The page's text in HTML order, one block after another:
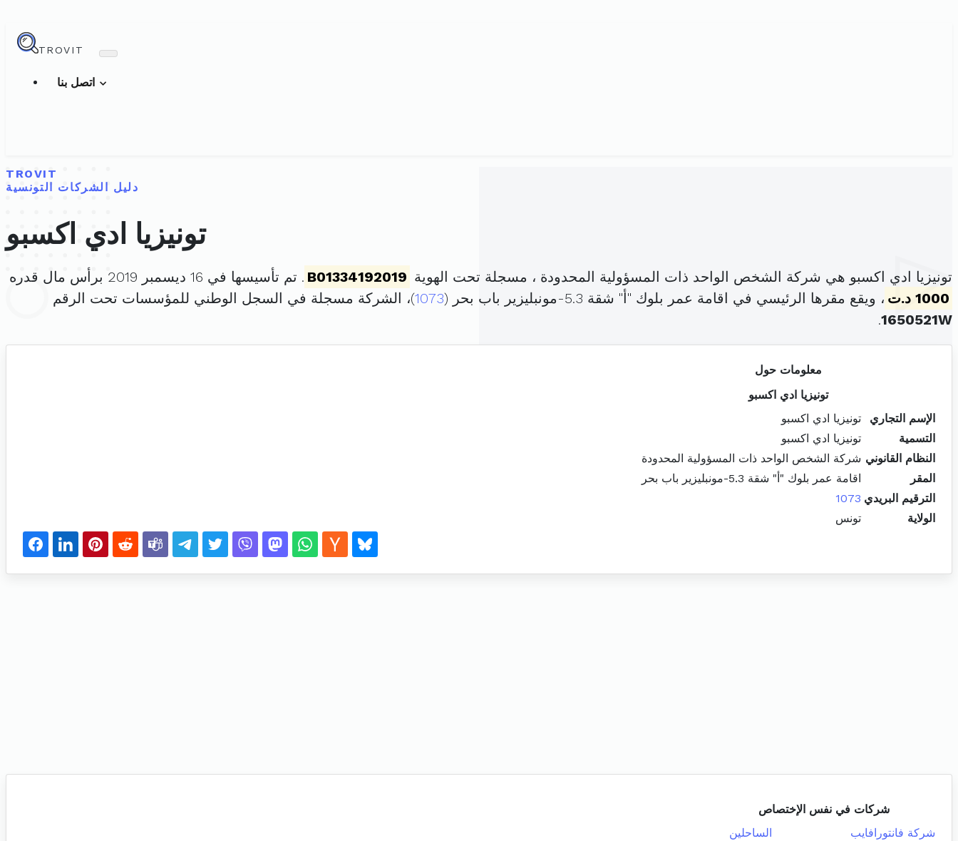
TROVIT
TROVIT
دليل الشركات التونسية
تونيزيا ادي اكسبو
تونيزيا ادي اكسبو هي شركة الشخص الواحد ذات المسؤولية المحدودة ، مسجلة تحت الهوية B01334192019 . تم تأسيسها في 16 ديسمبر 2019 برأس مال قدره
1000 د.ت
، ويقع مقرها الرئيسي في اقامة عمر بلوك "أ" شقة 5.3-مونبليزير باب بحر ( 1073)، الشركة مسجلة في السجل الوطني للمؤسسات تحت الرقم
1650521W
.
معلومات حول
تونيزيا ادي اكسبو
الإسم التجاري
تونيزيا ادي اكسبو
التسمية
تونيزيا ادي اكسبو
النظام القانوني شركة الشخص الواحد ذات المسؤولية المحدودة
المقر
اقامة عمر بلوك "أ" شقة 5.3-مونبليزير باب بحر
الترقيم البريدي 1073
الولاية
تونس
شركات في نفس الإختصاص
شركة فانتورافايب
الساحلين